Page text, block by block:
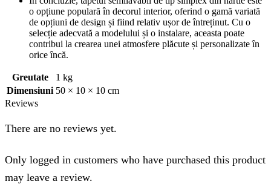
o opțiune populară în decorul interior, oferind o gamă variată
de opțiuni de design și fiind relativ ușor de întreținut. Cu o
selecție adecvată a modelului și o instalare, aceasta poate
contribui la crearea unei atmosfere plăcute și personalizate în
orice încă.
Greutate
1 kg
Dimensiuni 50 × 10 × 10 cm
Reviews
There are no reviews yet.
Only logged in customers who have purchased this product
may leave a review.